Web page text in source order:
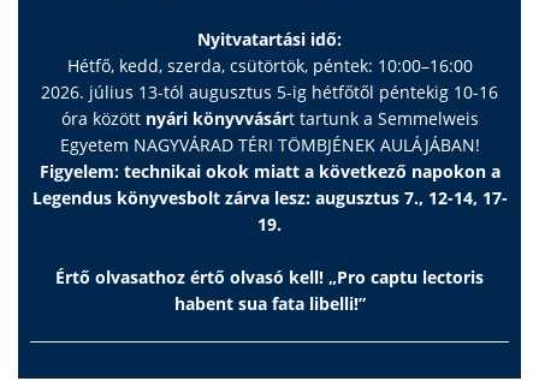
Nyitvatartási idő:
Hétfő, kedd, szerda, csütörtök, péntek: 10:00–16:00
2026. július 13-tól augusztus 5-ig hétfőtől péntekig 10-16
óra között nyári könyvvásárt tartunk a Semmelweis
Egyetem NAGYVÁRAD TÉRI TÖMBJÉNEK AULÁJÁBAN!
Figyelem: technikai okok miatt a következő napokon a
Legendus könyvesbolt zárva lesz: augusztus 7., 12-14, 17-
19.
Értő olvasathoz értő olvasó kell! „Pro captu lectoris
habent sua fata libelli!”